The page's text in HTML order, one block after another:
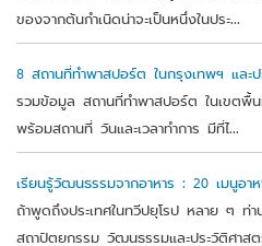
ของจากต้นกำเนิดน่าจะเป็นหนึ่งในประ...
8 สถานที่ทำพาสปอร์ต ในกรุงเทพฯ และ
รวมข้อมูล สถานที่ทำพาสปอร์ต ในเขตพื้
พร้อมสถานที่ วันและเวลาทำการ มีที่ไ...
เรียนรู้วัฒนธรรมจากอาหาร : 20 เมนูอาห
ถ้าพูดถึงประเทศในทวีปยุโรป หลาย ๆ ท่
สถาปัตยกรรม วัฒนธรรมและประวัติศาสตร์